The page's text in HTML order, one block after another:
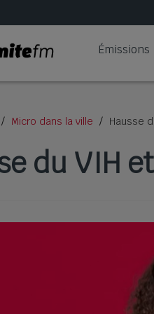
Émissions
Micro dans la ville Hausse
du VIH